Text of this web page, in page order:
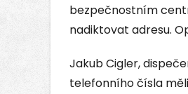
bezpečnostním
nadiktovat adresu.
Jakub Cigler,
telefonního čísla